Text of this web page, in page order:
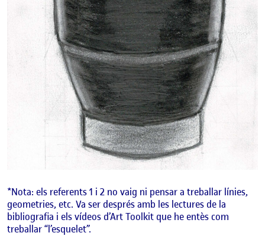
*Nota: els referents 1 i 2 no vaig ni pensar a treballar línies,
geometries, etc. Va ser després amb les lectures de la
bibliografia i els vídeos d’Art Toolkit que he entès com
treballar “l’esquelet”.